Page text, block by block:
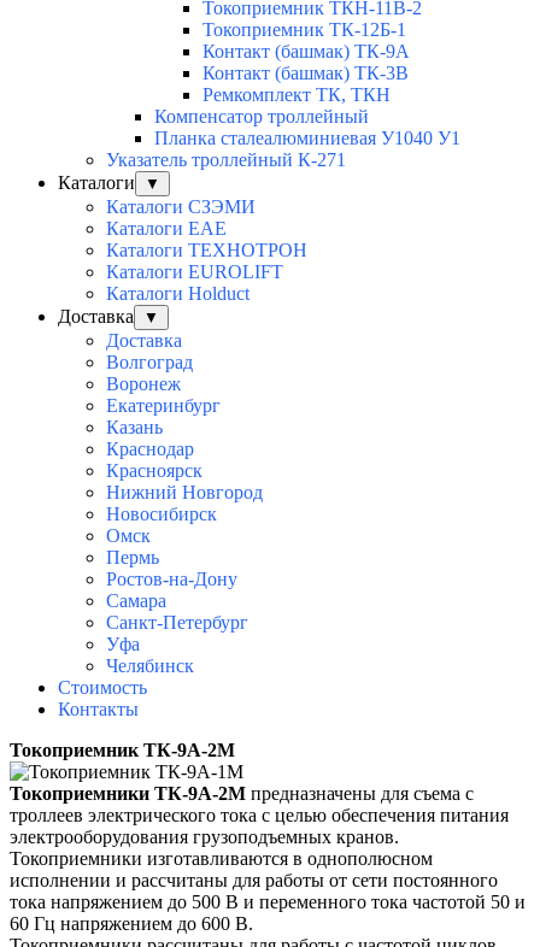
Токоприемник ТКН-11В-2
Токоприемник ТК-12Б-1
Контакт (башмак) ТК-9А
Контакт (башмак) ТК-3В
Ремкомплект ТК, ТКН
Компенсатор троллейный
Планка сталеалюминиевая У1040 У1
Указатель троллейный К-271
Каталоги
▼
Каталоги СЗЭМИ
Каталоги EAE
Каталоги ТЕХНОТРОН
Каталоги EUROLIFT
Каталоги Holduct
Доставка
▼
Доставка
Волгоград
Воронеж
Екатеринбург
Казань
Краснодар
Красноярск
Нижний Новгород
Новосибирск
Омск
Пермь
Ростов-на-Дону
Самара
Санкт-Петербург
Уфа
Челябинск
Стоимость
Контакты
Токоприемник ТК-9А-2М
Токоприемники ТК-9А-2М предназначены для съема с
троллеев электрического тока с целью обеспечения питания
электрооборудования грузоподъемных кранов.
Токоприемники изготавливаются в однополюсном
исполнении и рассчитаны для работы от сети постоянного
тока напряжением до 500 В и переменного тока частотой 50 и
60 Гц напряжением до 600 В.